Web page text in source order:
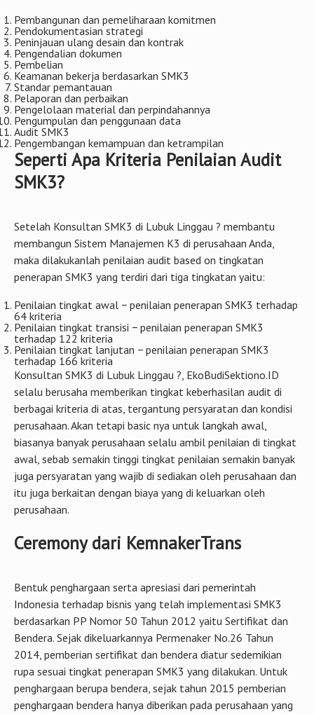
Pembangunan dan pemeliharaan komitmen
Pendokumentasian strategi
Peninjauan ulang desain dan kontrak
Pengendalian dokumen
Pembelian
Keamanan bekerja berdasarkan SMK3
Standar pemantauan
Pelaporan dan perbaikan
Pengelolaan material dan perpindahannya
Pengumpulan dan penggunaan data
Audit SMK3
Pengembangan kemampuan dan ketrampilan
Seperti Apa Kriteria Penilaian Audit
SMK3?
Setelah Konsultan SMK3 di Lubuk Linggau ? membantu
membangun Sistem Manajemen K3 di perusahaan Anda,
maka dilakukanlah penilaian audit based on tingkatan
penerapan SMK3 yang terdiri dari tiga tingkatan yaitu:
Penilaian tingkat awal − penilaian penerapan SMK3 terhadap
64 kriteria
Penilaian tingkat transisi − penilaian penerapan SMK3
terhadap 122 kriteria
Penilaian tingkat lanjutan − penilaian penerapan SMK3
terhadap 166 kriteria
Konsultan SMK3 di Lubuk Linggau ?, EkoBudiSektiono.ID
selalu berusaha memberikan tingkat keberhasilan audit di
berbagai kriteria di atas, tergantung persyaratan dan kondisi
perusahaan. Akan tetapi basic nya untuk langkah awal,
biasanya banyak perusahaan selalu ambil penilaian di tingkat
awal, sebab semakin tinggi tingkat penilaian semakin banyak
juga persyaratan yang wajib di sediakan oleh perusahaan dan
itu juga berkaitan dengan biaya yang di keluarkan oleh
perusahaan.
Ceremony dari KemnakerTrans
Bentuk penghargaan serta apresiasi dari pemerintah
Indonesia terhadap bisnis yang telah implementasi SMK3
berdasarkan PP Nomor 50 Tahun 2012 yaitu Sertifikat dan
Bendera. Sejak dikeluarkannya Permenaker No.26 Tahun
2014, pemberian sertifikat dan bendera diatur sedemikian
rupa sesuai tingkat penerapan SMK3 yang dilakukan. Untuk
penghargaan berupa bendera, sejak tahun 2015 pemberian
penghargaan bendera hanya diberikan pada perusahaan yang